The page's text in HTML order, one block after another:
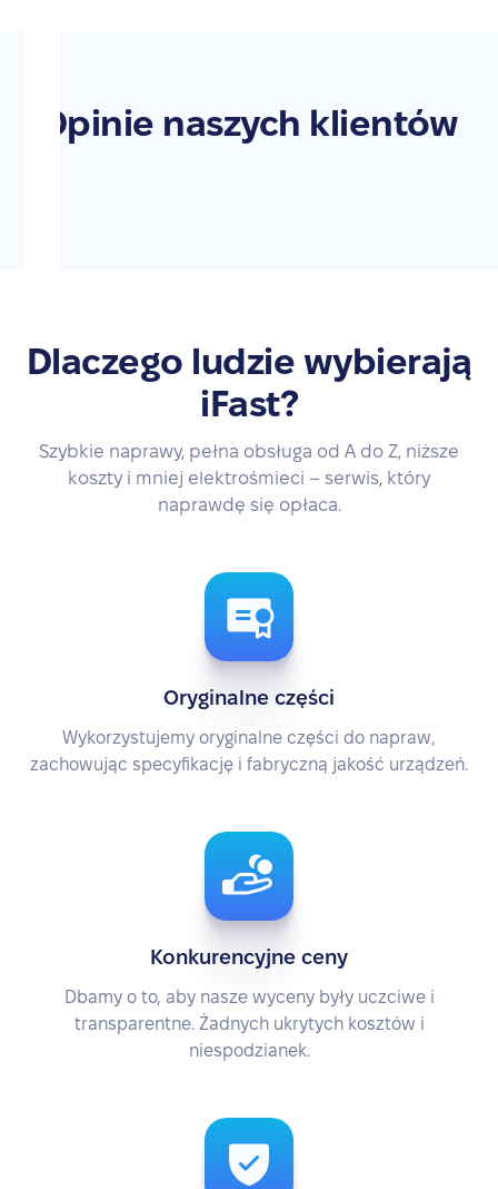
Opinie naszych klientów
Dlaczego ludzie wybierają
iFast?
Szybkie naprawy, pełna obsługa od A do Z, niższe
koszty i mniej elektrośmieci – serwis, który
naprawdę się opłaca.
Oryginalne części
Wykorzystujemy oryginalne części do napraw,
zachowując specyfikację i fabryczną jakość urządzeń.
Konkurencyjne ceny
Dbamy o to, aby nasze wyceny były uczciwe i
transparentne. Żadnych ukrytych kosztów i
niespodzianek.